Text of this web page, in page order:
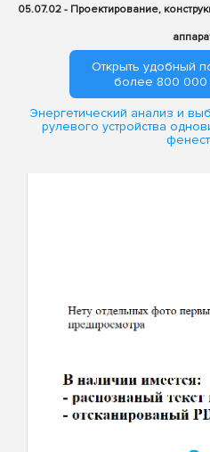
05.07.02 - Проектирование,
Открыть удобный
более 800 000
Энергетический анализ и
рулевого устройства